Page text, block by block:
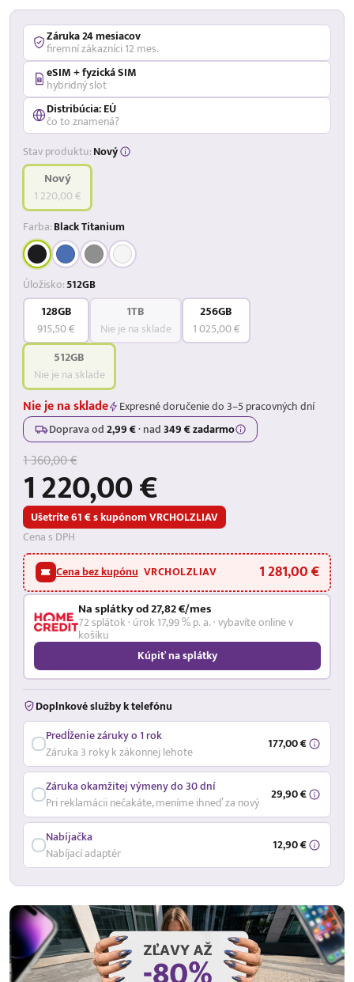
Záruka 24 mesiacov
firemní zákazníci 12 mes.
eSIM + fyzická SIM
hybridný slot
Distribúcia: EÚ
čo to znamená?
Stav produktu:Nový
Nový
1 220,00 €
Farba:Black Titanium
Úložisko:512GB
128GB
915,50 €
1TB
Nie je na sklade
256GB
1 025,00 €
512GB
Nie je na sklade
Nie je na sklade
Expresné doručenie do 3–5 pracovných dní
Doprava od2,99 €·nad349 € zadarmo
1 360,00 €
1 220,00 €
Ušetríte 61 € s kupónom VRCHOLZLIAV
Cena s DPH
Cena bez kupónu VRCHOLZLIAV 1 281,00 €
Na splátky od 27,82 €/mes
72 splátok · úrok 17,99 % p. a. · vybavíte online v
košíku
Kúpiť na splátky
Doplnkové služby k telefónu
Predĺženie záruky o 1 rok
Záruka 3 roky k zákonnej lehote
177,00 €
Záruka okamžitej výmeny do 30 dní
Pri reklamácii nečakáte, meníme ihneď za nový
29,90 €
Nabíjačka
Nabíjací adaptér
12,90 €